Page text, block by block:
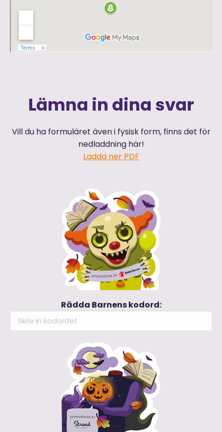
Lämna in dina svar
Vill du ha formuläret även i fysisk form, finns det för
nedladdning här!
Ladda ner PDF
Rädda Barnens kodord: